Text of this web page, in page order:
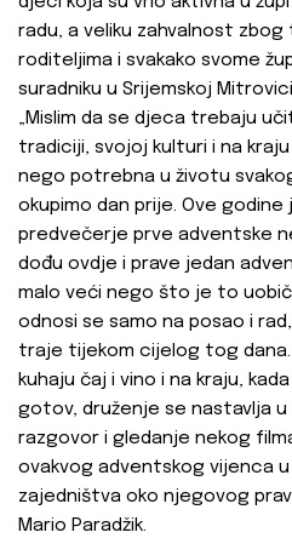
radu, a veliku zahvalnost
roditeljima i svakako svome
suradniku u Srijemskoj
„Mislim da se djeca trebaju
tradiciji, svojoj kulturi i na
nego potrebna u životu
okupimo dan prije. Ove
predvečerje prve adventske
dođu ovdje i prave jedan
malo veći nego što je to
odnosi se samo na posao i
traje tijekom cijelog tog dana.
kuhaju čaj i vino i na kraju,
gotov, druženje se nastavlja
razgovor i gledanje nekog
ovakvog adventskog vijenca u
zajedništva oko njegovog
Mario Paradžik.